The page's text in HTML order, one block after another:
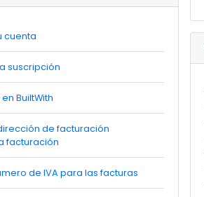
cuenta
suscripción
BuiltWith
de facturación
facturación
de IVA para las facturas